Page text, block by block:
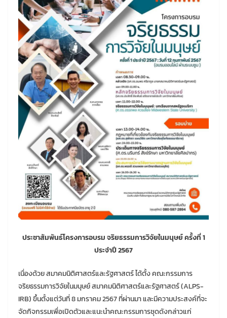
ประชาสัมพันธ์โครงการอบรม จริยธรรมการวิจัยในมนุษย์ ครั้งที่ 1
ประจำปี 2567
เนื่องด้วย สมาคมนิติศาสตร์และรัฐศาสตร์ ได้ตั้ง คณะกรรมการ
จริยธรรมการวิจัยในมนุษย์ สมาคมนิติศาสตร์และรัฐศาสตร์ (ALPS-
IRB) ขึ้นตั้งแต่วันที่ 8 มกราคม 2567 ที่ผ่านมา และมีความประสงค์ที่จะ
จัดกิจกรรมเพื่อเปิดตัวและแนะนำคณะกรรมการชุดดังกล่าวแก่